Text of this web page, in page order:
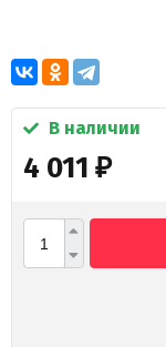
В наличии
4 011 ₽